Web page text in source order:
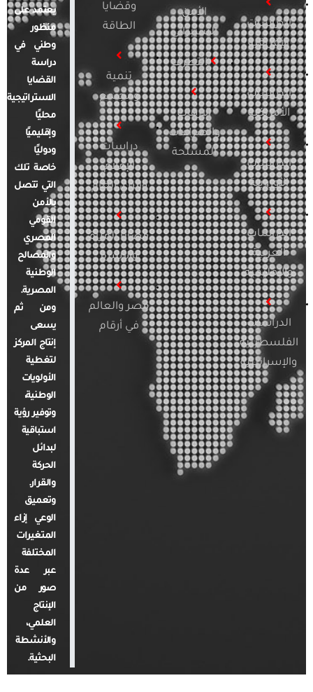
الدراسات
الأفريقية
الدراسات
الأمريكية
الدراسات
الأوروبية
الدراسات
العربية
والإقليمية
الدراسات
الفلسطينية
والإسرائيلية
الأمن
السيبراني
التطرف
الإرهاب
والصراعات
المسلحة
وقضايا
الطاقة
تنمية
ومجتمع
دراسات
الإعلام
والرأي العام
قضايا المرأة
والأسرة
مصر والعالم
في أرقام
يعتمد على
منظور
وطني في
دراسة
القضايا
الاستراتيجية
محليًا
وإقليميًا
ودوليًا
خاصة تلك
التي تتصل
بالأمن
القومي
المصري
والمصالح
الوطنية
المصرية.
ومن ثم
يسعى
إنتاج المركز
لتغطية
الأولويات
الوطنية،
وتوفير رؤية
استباقية
لبدائل
الحركة
والقرار.
وتعميق
الوعي إزاء
المتغيرات
المختلفة
عبر عدة
صور من
الإنتاج
العلمي،
والأنشطة
البحثية.